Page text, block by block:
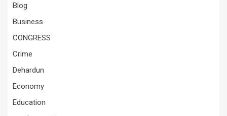
Blog
Business
CONGRESS
Crime
Dehardun
Economy
Education